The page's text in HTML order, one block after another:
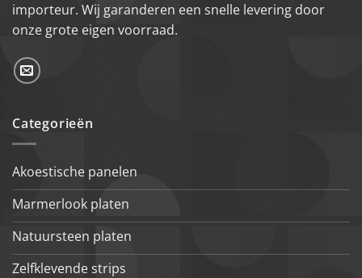
importeur. Wij garanderen een snelle levering door
onze grote eigen voorraad.
Categorieën
Akoestische panelen
Marmerlook platen
Natuursteen platen
Zelfklevende strips